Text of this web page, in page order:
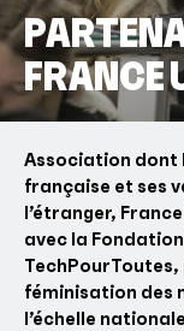
FRANCE
Association dont
française et ses
l’étranger,
avec la
féminisation des
l’échelle